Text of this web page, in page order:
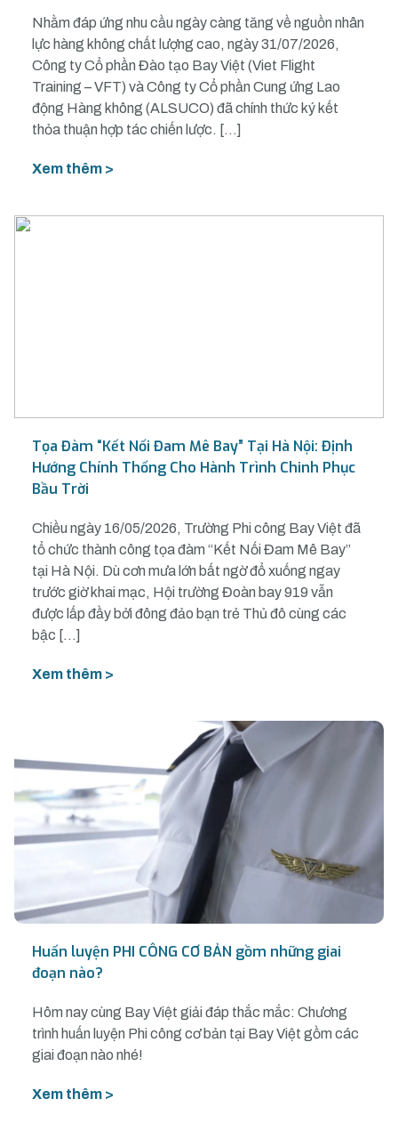
Nhằm đáp ứng nhu cầu ngày càng tăng về nguồn nhân
lực hàng không chất lượng cao, ngày 31/07/2026,
Công ty Cổ phần Đào tạo Bay Việt (Viet Flight
Training – VFT) và Công ty Cổ phần Cung ứng Lao
động Hàng không (ALSUCO) đã chính thức ký kết
thỏa thuận hợp tác chiến lược. […]
Xem thêm >
Tọa Đàm “Kết Nối Đam Mê Bay” Tại Hà Nội: Định
Hướng Chính Thống Cho Hành Trình Chinh Phục
Bầu Trời
Chiều ngày 16/05/2026, Trường Phi công Bay Việt đã
tổ chức thành công tọa đàm “Kết Nối Đam Mê Bay”
tại Hà Nội. Dù cơn mưa lớn bất ngờ đổ xuống ngay
trước giờ khai mạc, Hội trường Đoàn bay 919 vẫn
được lấp đầy bởi đông đảo bạn trẻ Thủ đô cùng các
bậc […]
Xem thêm >
Huấn luyện PHI CÔNG CƠ BẢN gồm những giai
đoạn nào?
Hôm nay cùng Bay Việt giải đáp thắc mắc: Chương
trình huấn luyện Phi công cơ bản tại Bay Việt gồm các
giai đoạn nào nhé!
Xem thêm >